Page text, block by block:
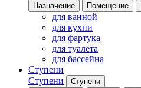
Назначение
Помещение
для ванной
для кухни
для фартука
для туалета
для бассейна
Ступени
Ступени
Ступени